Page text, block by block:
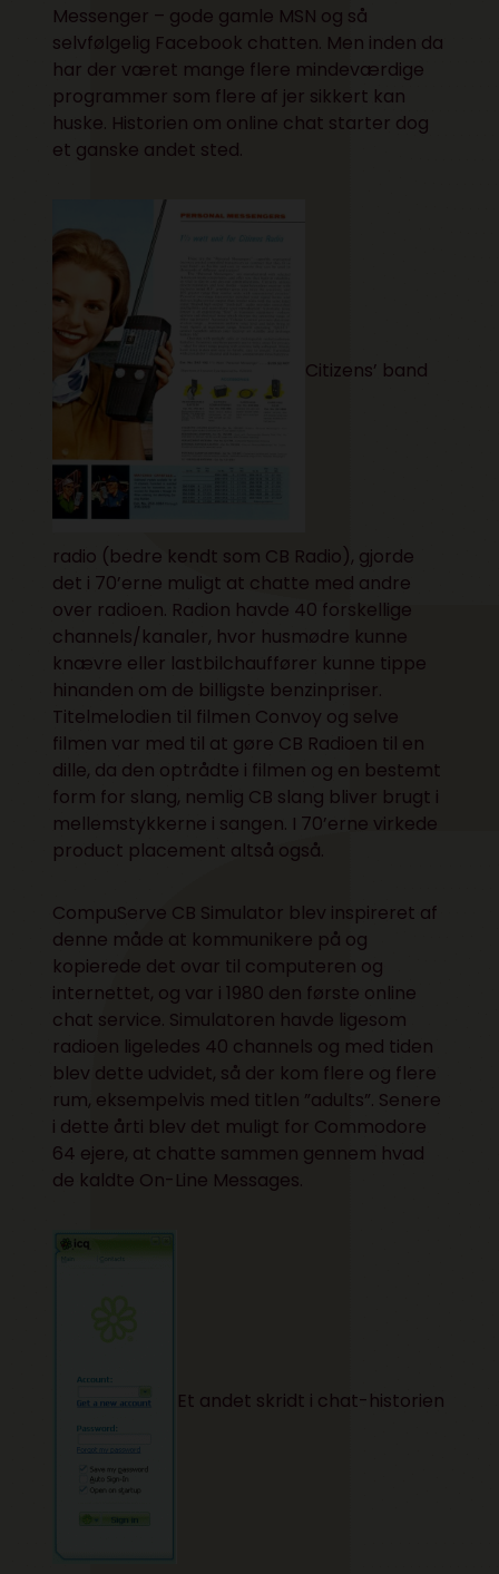
Messenger – gode gamle MSN og så
selvfølgelig Facebook chatten. Men inden da
har der været mange flere mindeværdige
programmer som flere af jer sikkert kan
huske. Historien om online chat starter dog
et ganske andet sted.
Citizens’ band
radio (bedre kendt som CB Radio), gjorde
det i 70’erne muligt at chatte med andre
over radioen. Radion havde 40 forskellige
channels/kanaler, hvor husmødre kunne
knævre eller lastbilchauffører kunne tippe
hinanden om de billigste benzinpriser.
Titelmelodien til filmen Convoy og selve
filmen var med til at gøre CB Radioen til en
dille, da den optrådte i filmen og en bestemt
form for slang, nemlig CB slang bliver brugt i
mellemstykkerne i sangen. I 70’erne virkede
product placement altså også.
CompuServe CB Simulator blev inspireret af
denne måde at kommunikere på og
kopierede det ovar til computeren og
internettet, og var i 1980 den første online
chat service. Simulatoren havde ligesom
radioen ligeledes 40 channels og med tiden
blev dette udvidet, så der kom flere og flere
rum, eksempelvis med titlen ”adults”. Senere
i dette årti blev det muligt for Commodore
64 ejere, at chatte sammen gennem hvad
de kaldte On-Line Messages.
Et andet skridt i chat-historien